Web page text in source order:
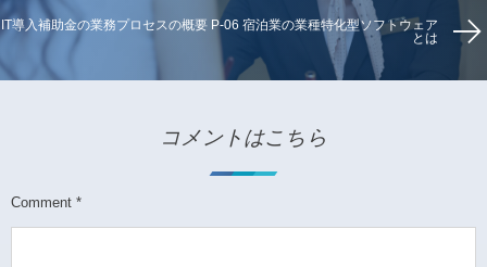
IT導入補助金の業務プロセスの概要 P-06 宿泊業の業種特化型ソフトウェア
とは
コメントはこちら
Comment *